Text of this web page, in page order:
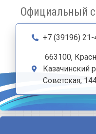
Официальный
+7 (39196)
663100,
Казачинский
Советская,